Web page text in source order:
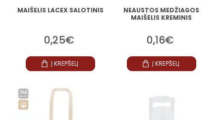
MAIŠELIS LACEX SALOTINIS
0,25€
Į KREPŠELĮ
NEAUSTOS MEDŽIAGOS
MAIŠELIS KREMINIS
0,16€
Į KREPŠELĮ